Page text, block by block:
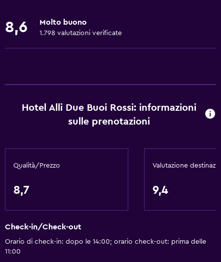
Asciugamani
Aria condizionata
Servizi e comodità
Centro business
Strutture per riunioni/ricevimenti
Servizio in camera
8,6 Molto buono
1.798 valutazioni verificate
Hotel Alli Due Buoi Rossi: informazioni
sulle prenotazioni
Qualità/Prezzo
8,7
Valutazione
9,4
Check-in/Check-out
Orario di check-in: dopo le 14:00; orario check-out: prima delle
11:00